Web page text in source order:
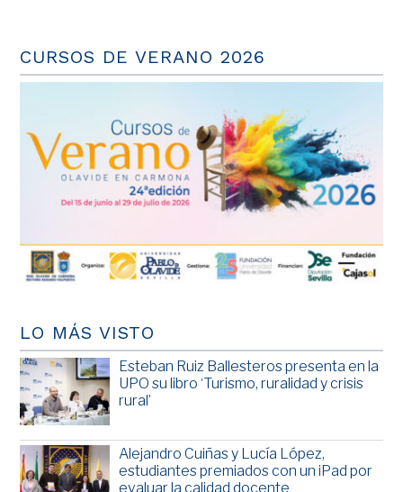
CURSOS DE VERANO 2026
LO MÁS VISTO
Esteban Ruiz Ballesteros presenta en la
UPO su libro ‘Turismo, ruralidad y crisis
rural’
Alejandro Cuiñas y Lucía López,
estudiantes premiados con un iPad por
evaluar la calidad docente